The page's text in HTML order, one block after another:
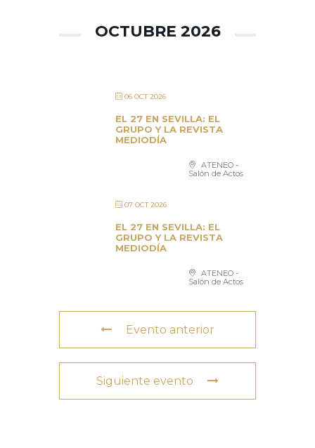
OCTUBRE 2026
06 OCT 2026
EL 27 EN SEVILLA: EL
GRUPO Y LA REVISTA
MEDIODÍA
ATENEO -
Salón de Actos
07 OCT 2026
EL 27 EN SEVILLA: EL
GRUPO Y LA REVISTA
MEDIODÍA
ATENEO -
Salón de Actos
Evento anterior
Siguiente evento